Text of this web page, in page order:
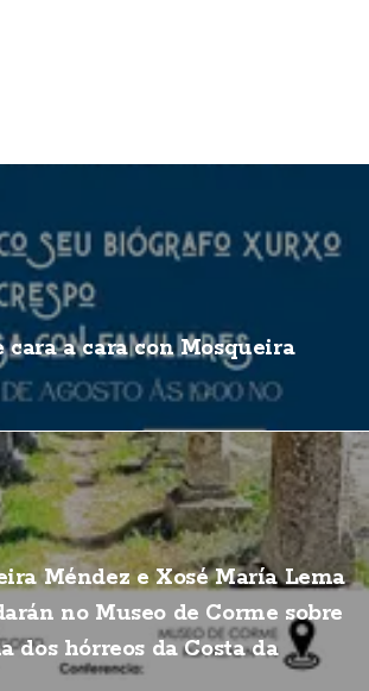
cara a cara con Mosqueira
Méndez e Xosé María Lema
no Museo de Corme sobre
dos hórreos da Costa da